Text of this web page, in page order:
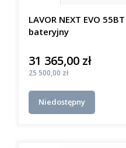
LAVOR NEXT EVO
bateryjny
Cena
31 365,00 zł
Cena
25 500,00 zł
Niedostępny